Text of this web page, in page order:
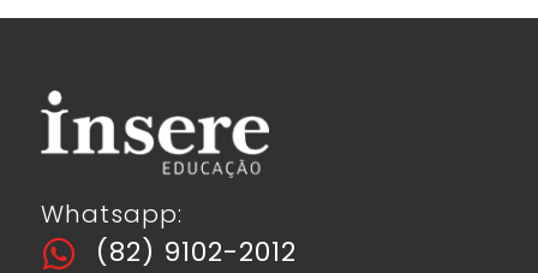
Whatsapp:
(82) 9102-2012